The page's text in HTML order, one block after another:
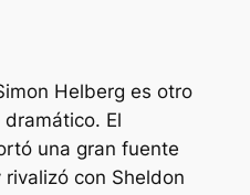
Helberg es otro
El
una gran fuente
con Sheldon